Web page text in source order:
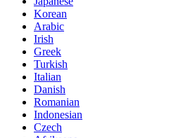
Korean
Arabic
Irish
Greek
Turkish
Italian
Danish
Romanian
Indonesian
Czech